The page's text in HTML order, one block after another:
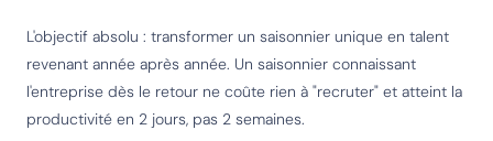
L'objectif absolu : transformer un saisonnier unique en talent
revenant année après année. Un saisonnier connaissant
l'entreprise dès le retour ne coûte rien à "recruter" et atteint la
productivité en 2 jours, pas 2 semaines.